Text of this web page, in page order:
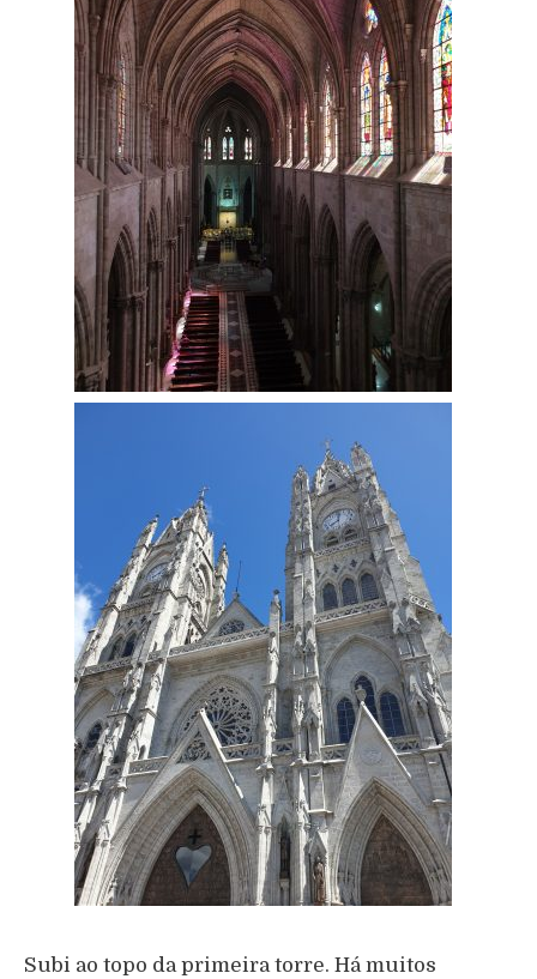
Subi ao topo da primeira torre. Há muitos